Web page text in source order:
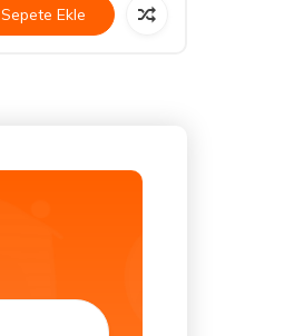
Sepete Ekle